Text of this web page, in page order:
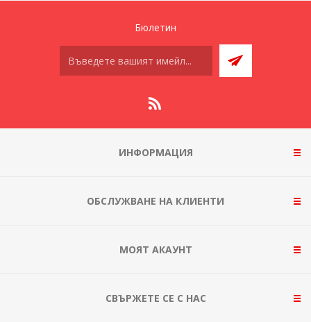
Бюлетин
ИНФОРМАЦИЯ
ОБСЛУЖВАНЕ НА КЛИЕНТИ
МОЯТ АКАУНТ
СВЪРЖЕТЕ СЕ С НАС